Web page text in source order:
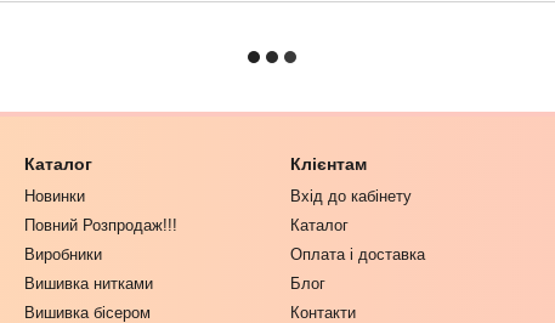
Каталог
Новинки
Повний Розпродаж!!!
Виробники
Вишивка нитками
Вишивка бісером
Клієнтам
Вхід до кабінету
Каталог
Оплата і доставка
Блог
Контакти